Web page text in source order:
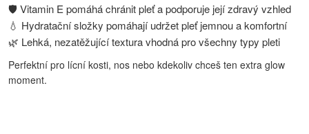
🛡️ Vitamin E pomáhá chránit pleť a podporuje její zdravý vzhled
💧 Hydratační složky pomáhají udržet pleť jemnou a komfortní
🌿 Lehká, nezatěžující textura vhodná pro všechny typy pleti
Perfektní pro lícní kosti, nos nebo kdekoliv chceš ten extra glow
moment.